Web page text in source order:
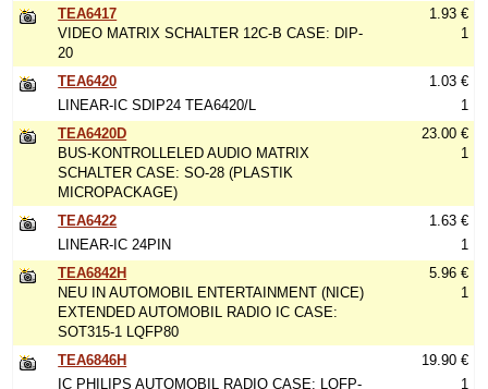
TEA6417
VIDEO MATRIX SCHALTER 12C-B CASE: DIP-
20
1.93 €
1
TEA6420
LINEAR-IC SDIP24 TEA6420/L
1.03 €
1
TEA6420D
BUS-KONTROLLELED AUDIO MATRIX
SCHALTER CASE: SO-28 (PLASTIK
MICROPACKAGE)
23.00 €
1
TEA6422
LINEAR-IC 24PIN
1.63 €
1
TEA6842H
NEU IN AUTOMOBIL ENTERTAINMENT (NICE)
EXTENDED AUTOMOBIL RADIO IC CASE:
SOT315-1 LQFP80
5.96 €
1
TEA6846H
IC PHILIPS AUTOMOBIL RADIO CASE: LQFP-
19.90 €
1